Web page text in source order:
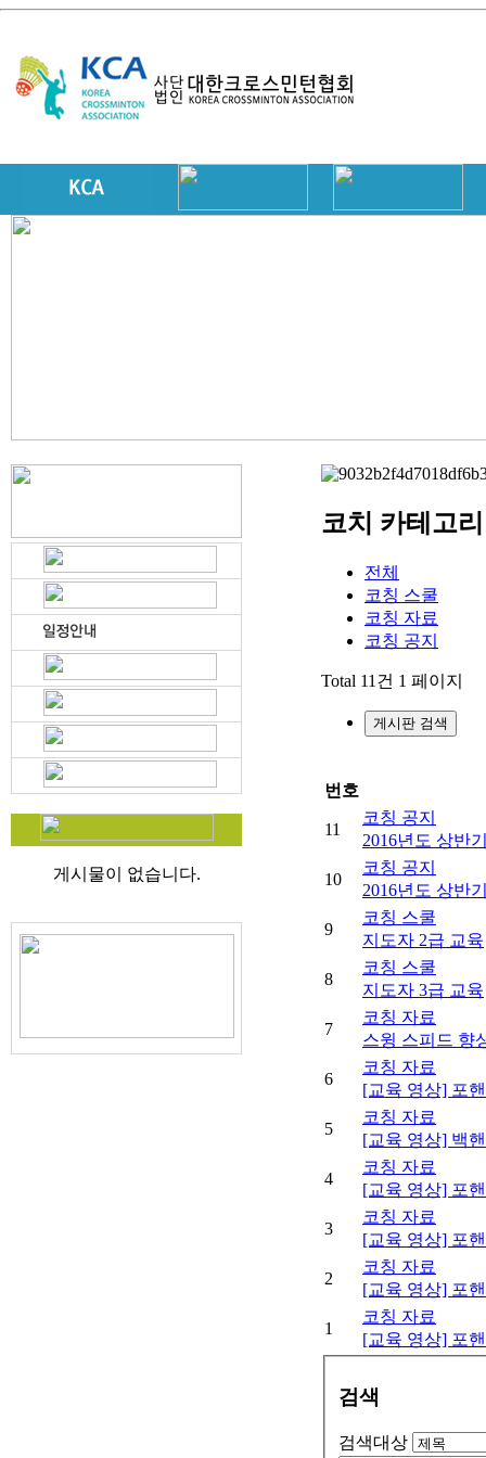
게시물이 없습니다.
코치 카테고리
전체
코칭 스쿨
코칭 자료
코칭 공지
Total 11건 1 페이지
게시판 검색
번호
11
코칭 공지
2016년도 상반
10
코칭 공지
2016년도 상반
9
코칭 스쿨
지도자 2급 교육
8
코칭 스쿨
지도자 3급 교육
7
코칭 자료
스윙 스피드 향
6
코칭 자료
[교육 영상] 포
5
코칭 자료
[교육 영상] 백
4
코칭 자료
[교육 영상] 포
3
코칭 자료
[교육 영상] 포
2
코칭 자료
[교육 영상] 포
1
코칭 자료
[교육 영상] 포
검색
검색대상